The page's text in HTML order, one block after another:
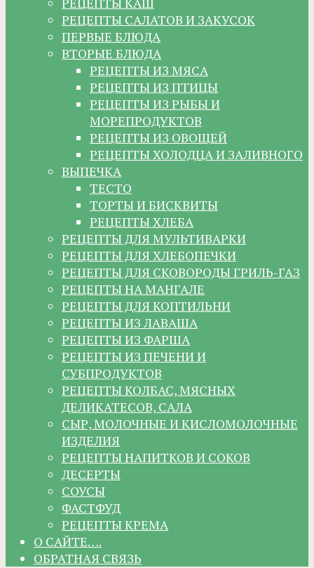
РЕЦЕПТЫ САЛАТОВ И ЗАКУСОК
ПЕРВЫЕ БЛЮДА
ВТОРЫЕ БЛЮДА
РЕЦЕПТЫ ИЗ МЯСА
РЕЦЕПТЫ ИЗ ПТИЦЫ
РЕЦЕПТЫ ИЗ РЫБЫ И
МОРЕПРОДУКТОВ
РЕЦЕПТЫ ИЗ ОВОЩЕЙ
РЕЦЕПТЫ ХОЛОДЦА И ЗАЛИВНОГО
ВЫПЕЧКА
ТЕСТО
ТОРТЫ И БИСКВИТЫ
РЕЦЕПТЫ ХЛЕБА
РЕЦЕПТЫ ДЛЯ МУЛЬТИВАРКИ
РЕЦЕПТЫ ДЛЯ ХЛЕБОПЕЧКИ
РЕЦЕПТЫ ДЛЯ СКОВОРОДЫ ГРИЛЬ-ГАЗ
РЕЦЕПТЫ НА МАНГАЛЕ
РЕЦЕПТЫ ДЛЯ КОПТИЛЬНИ
РЕЦЕПТЫ ИЗ ЛАВАША
РЕЦЕПТЫ ИЗ ФАРША
РЕЦЕПТЫ ИЗ ПЕЧЕНИ И
СУБПРОДУКТОВ
РЕЦЕПТЫ КОЛБАС, МЯСНЫХ
ДЕЛИКАТЕСОВ, САЛА
СЫР, МОЛОЧНЫЕ И КИСЛОМОЛОЧНЫЕ
ИЗДЕЛИЯ
РЕЦЕПТЫ НАПИТКОВ И СОКОВ
ДЕСЕРТЫ
СОУСЫ
ФАСТФУД
РЕЦЕПТЫ КРЕМА
О САЙТЕ….
ОБРАТНАЯ СВЯЗЬ